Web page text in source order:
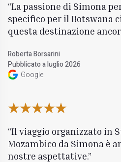
La passione di Simona
specifico per il Botswana
questa destinazione
Roberta Borsarini
Pubblicato a luglio 2026
Google
Il viaggio organizzato in
Mozambico da Simona è
nostre aspettative.